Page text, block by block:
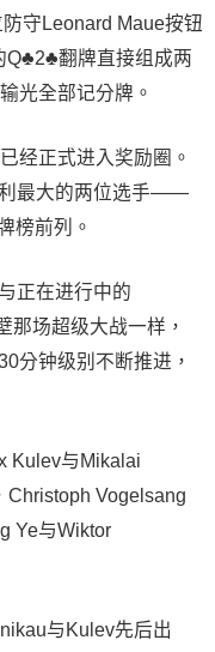
守Leonard Maue按钮
Q♣2♣翻牌直接组成两
光全部记分牌。
经正式进入奖励圈。
利最大的两位选手——
榜前列。
正在进行中的
那场超级大战一样，
分钟级别不断推进，
Kulev与Mikalai
Christoph Vogelsang
Ye与Wiktor
与Kulev先后出